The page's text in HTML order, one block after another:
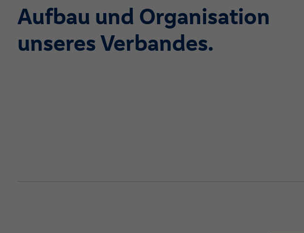
Aufbau und Organisation
unseres Verbandes.